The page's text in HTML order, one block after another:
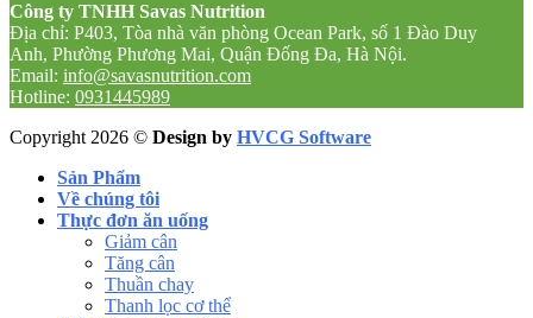
Công ty TNHH Savas Nutrition
Địa chỉ: P403, Tòa nhà văn phòng Ocean Park, số 1 Đào Duy
Anh, Phường Phương Mai, Quận Đống Đa, Hà Nội.
Email: info@savasnutrition.com
Hotline: 0931445989
Copyright 2026 © Design by HVCG Software
Sản Phẩm
Về chúng tôi
Thực đơn ăn uống
Giảm cân
Tăng cân
Thuần chay
Thanh lọc cơ thể